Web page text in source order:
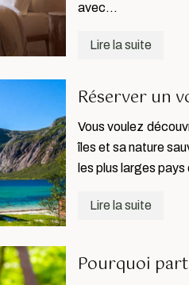
avec…
Lire la suite
Réserver un
Vous voulez
îles et sa nature
les plus larges
Lire la suite
Pourquoi